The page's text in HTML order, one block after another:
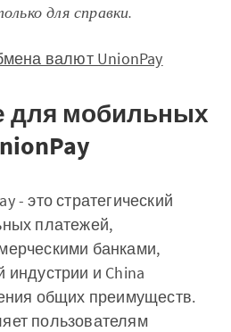
для справки.
валют UnionPay
для мобильных
- это стратегический
платежей,
банками,
индустрии и China
общих преимуществ.
пользователям